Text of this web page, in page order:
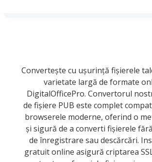
Convertește cu ușurință fișierele
varietate largă de formate
DigitalOfficePro. Convertorul
de fișiere PUB este complet
browserele moderne, oferind o
și sigură de a converti fișierele
de înregistrare sau descărcări.
gratuit online asigură criptarea